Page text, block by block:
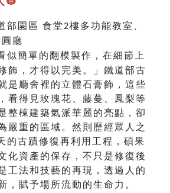
部園區 食堂2樓多功能教室、
廳
似簡單的翻模製作，在細節上
飾，才得以完美。」鐵道部古
是廳舍裡的立體石膏飾，這些
看得見玫瑰花、藤蔓、鳳梨等
整棟建築氣派華麗的亮點，卻
嚴重的區域。然則歷經眾人之
的古蹟修復再利用工程，碩果
化資產的保存，不只是修復後
工法和技藝的再現，透過人的
，賦予場所流動的生命力。